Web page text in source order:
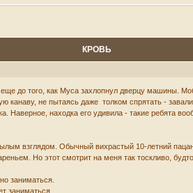
КРОВЬ
до того, как Муса захлопнул дверцу машины.
канаву, не пытаясь даже толком спрятать -
Наверное, находка его удивила - такие ребята
взглядом. Обычный вихрастый 10-летний
Но этот смотрит на меня так тоскливо,
заниматься.
заниматься.